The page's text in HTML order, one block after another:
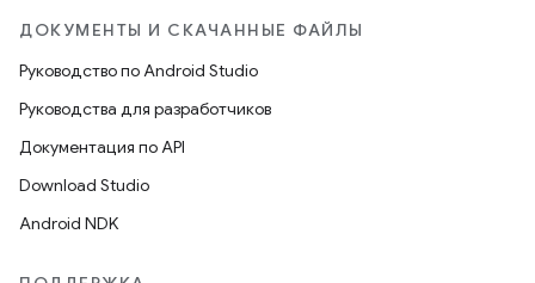
ДОКУМЕНТЫ И СКАЧАННЫЕ ФАЙЛЫ
Руководство по Android Studio
Руководства для разработчиков
Документация по API
Download Studio
Android NDK